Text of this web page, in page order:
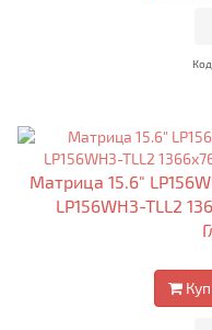
Матрица 15.6"
LP156WH3-TLL2